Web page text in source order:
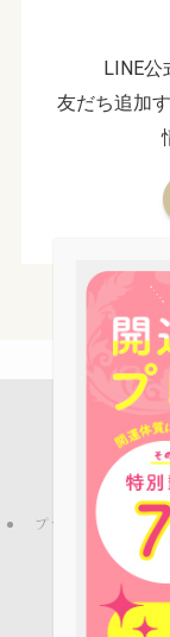
LINE公
友だち追加
店舗案内
ピーコッ
プライバシーポリシ
Copyright © パ